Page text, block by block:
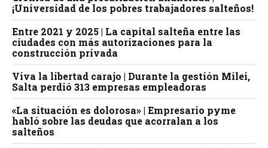
¡Universidad de los pobres trabajadores salteños!
Entre 2021 y 2025 | La capital salteña entre las
ciudades con más autorizaciones para la
construcción privada
Viva la libertad carajo | Durante la gestión Milei,
Salta perdió 313 empresas empleadoras
«La situación es dolorosa» | Empresario pyme
habló sobre las deudas que acorralan a los
salteños